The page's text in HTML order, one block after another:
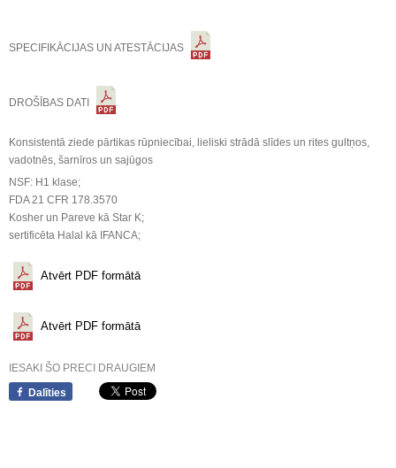
SPECIFIKĀCIJAS UN ATESTĀCIJAS
DROŠĪBAS DATI
Konsistentā ziede pārtikas rūpniecībai, lieliski strādā slīdes un rites gultņos,
vadotnēs, šarnīros un sajūgos
NSF: H1 klase;
FDA 21 CFR 178.3570
Kosher un Pareve kā Star K;
sertificēta Halal kā IFANCA;
Atvērt PDF formātā
Atvērt PDF formātā
IESAKI ŠO PRECI DRAUGIEM
Dalīties